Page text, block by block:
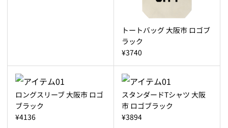
トートバッグ 大阪市 ロゴブ
ラック
¥3740
ロングスリーブ 大阪市 ロゴ
ブラック
¥4136
スタンダードTシャツ 大阪
市 ロゴブラック
¥3894